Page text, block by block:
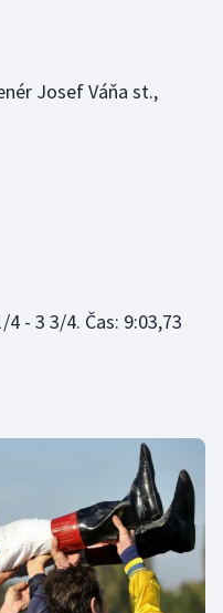
Josef Váňa st.,
- 3 3/4. Čas: 9:03,73